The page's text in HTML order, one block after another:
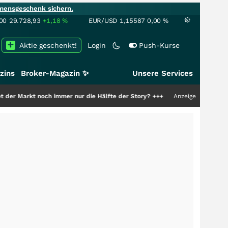
sichern.
29.728,93 +1,18% EUR/USD 1,15587 0,00 %
Login Push-Kurse
Aktie geschenkt!
Broker-Magazin ✨ Unsere Services
immer nur die Hälfte der Story?+++ Anzeige